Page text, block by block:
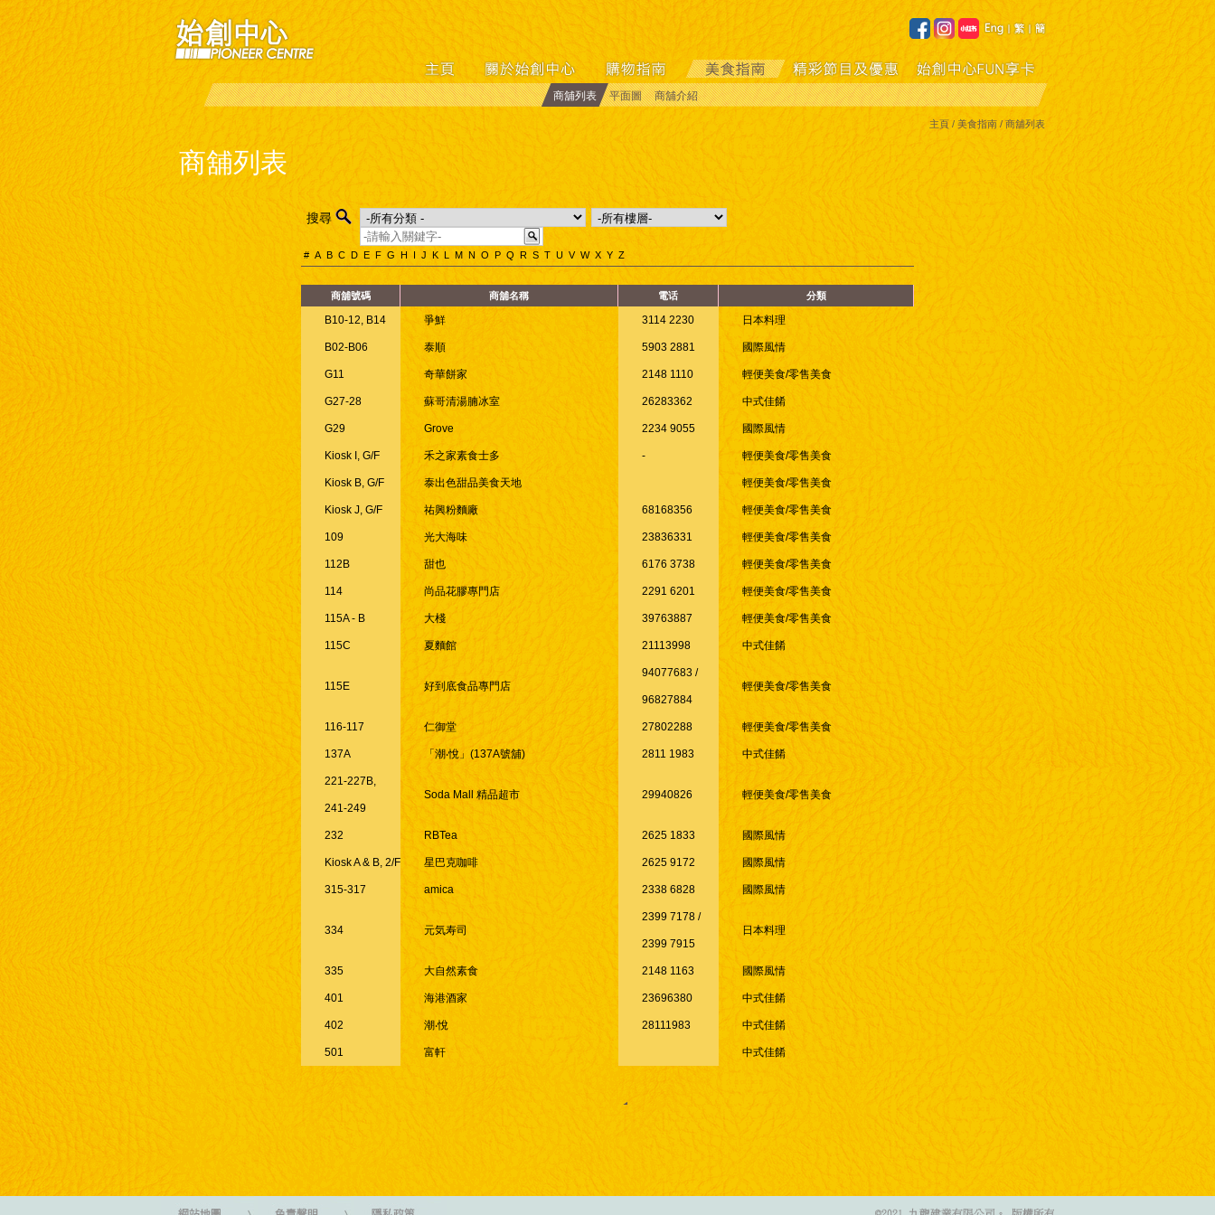
商舖列表 平面圖 商舖介紹
主頁 / 美食指南 / 商舖列表
商舖列表
搜尋
# A B C D E F G H I J K L M N O P Q R S T U V W X Y Z
商舖號碼 商舖名稱 電话 分類
B10-12, B14 爭鮮 3114 2230 日本料理
B02-B06 泰順 5903 2881 國際風情
G11 奇華餅家 2148 1110 輕便美食/零售美食
G27-28 蘇哥清湯腩冰室 26283362 中式佳餚
G29 Grove 2234 9055 國際風情
Kiosk I, G/F 禾之家素食士多 - 輕便美食/零售美食
Kiosk B, G/F 泰出色甜品美食天地 輕便美食/零售美食
Kiosk J, G/F 祐興粉麵廠 68168356 輕便美食/零售美食
109 光大海味 23836331 輕便美食/零售美食
112B 甜也 6176 3738 輕便美食/零售美食
114 尚品花膠專門店 2291 6201 輕便美食/零售美食
115A - B 大棧 39763887 輕便美食/零售美食
115C 夏麵館 21113998 中式佳餚
115E 好到底食品專門店
94077683 /
96827884
輕便美食/零售美食
116-117 仁御堂 27802288 輕便美食/零售美食
137A 「潮‧悅」(137A號舖) 2811 1983 中式佳餚
221-227B,
241-249
Soda Mall 精品超市 29940826 輕便美食/零售美食
232 RBTea 2625 1833 國際風情
Kiosk A & B, 2/F 星巴克咖啡 2625 9172 國際風情
315-317 amica 2338 6828 國際風情
334 元気寿司
2399 7178 /
2399 7915
日本料理
335 大自然素食 2148 1163 國際風情
401 海港酒家 23696380 中式佳餚
402 潮‧悅 28111983 中式佳餚
501 富軒 中式佳餚